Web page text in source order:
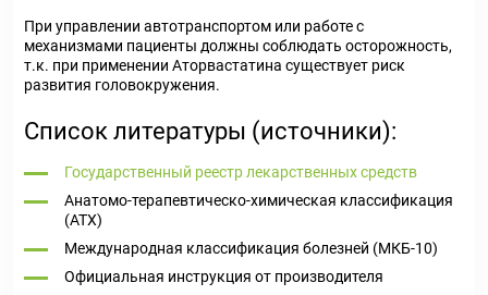
При управлении автотранспортом или работе с
механизмами пациенты должны соблюдать осторожность,
т.к. при применении Аторвастатина существует риск
развития головокружения.
Список литературы (источники):
Государственный реестр лекарственных средств
Анатомо-терапевтическо-химическая классификация
(ATX)
Международная классификация болезней (МКБ-10)
Официальная инструкция от производителя